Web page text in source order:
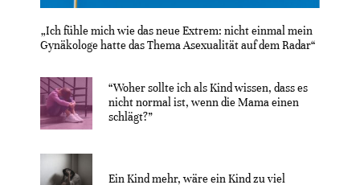
„Ich fühle mich wie das neue Extrem: nicht einmal mein
Gynäkologe hatte das Thema Asexualität auf dem Radar“
“Woher sollte ich als Kind wissen, dass es
nicht normal ist, wenn die Mama einen
schlägt?”
Ein Kind mehr, wäre ein Kind zu viel